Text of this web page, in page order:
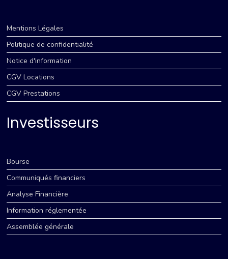
Mentions Légales
Politique de confidentialité
Notice d'information
CGV Locations
CGV Prestations
Investisseurs
Bourse
Communiqués financiers
Analyse Financière
Information réglementée
Assemblée générale